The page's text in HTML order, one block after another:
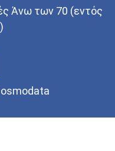
Άνω των 70 (εντός